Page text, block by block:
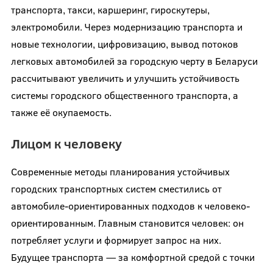
транспорта, такси, каршеринг, гироскутеры,
электромобили. Через модернизацию транспорта и
новые технологии, цифровизацию, вывод потоков
легковых автомобилей за городскую черту в Беларуси
рассчитывают увеличить и улучшить устойчивость
системы городского общественного транспорта, а
также её окупаемость.
Лицом к человеку
Современные методы планирования устойчивых
городских транспортных систем сместились от
автомобиле-ориентированных подходов к человеко-
ориентированным. Главным становится человек: он
потребляет услуги и формирует запрос на них.
Будущее транспорта — за комфортной средой с точки